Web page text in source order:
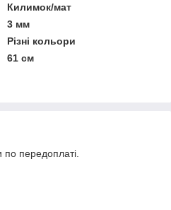
Килимок/мат
3 мм
Різні кольори
61 см
по передоплаті.